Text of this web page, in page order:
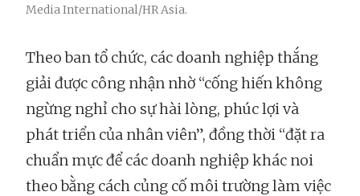
Media International/HR Asia.
Theo ban tổ chức, các doanh nghiệp thắng
giải được công nhận nhờ “cống hiến không
ngừng nghỉ cho sự hài lòng, phúc lợi và
phát triển của nhân viên”, đồng thời “đặt ra
chuẩn mực để các doanh nghiệp khác noi
theo bằng cách củng cố môi trường làm việc